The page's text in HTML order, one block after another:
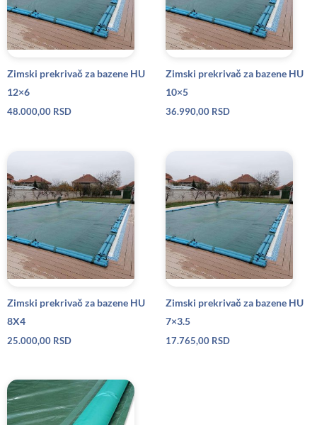
Zimski prekrivač za bazene HU
12×6
48.000,00 RSD
Zimski prekrivač za bazene HU
10×5
36.990,00 RSD
Zimski prekrivač za bazene HU
8X4
25.000,00 RSD
Zimski prekrivač za bazene HU
7×3.5
17.765,00 RSD